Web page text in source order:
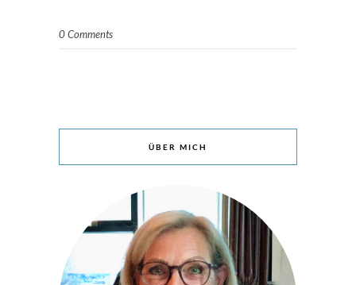
0 Comments
ÜBER MICH